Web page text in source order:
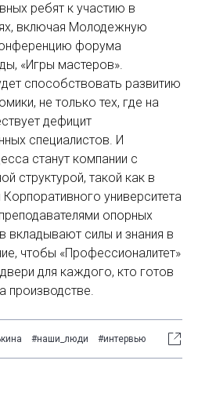
ребят к участию в
включая Молодежную
форума
«Игры мастеров».
способствовать развитию
не только тех, где на
дефицит
специалистов. И
станут компании с
структурой, такой как в
университета
опорных
вкладывают силы и знания в
чтобы «Профессионалитет»
для каждого, кто готов
производстве.
#наши_люди #интервью